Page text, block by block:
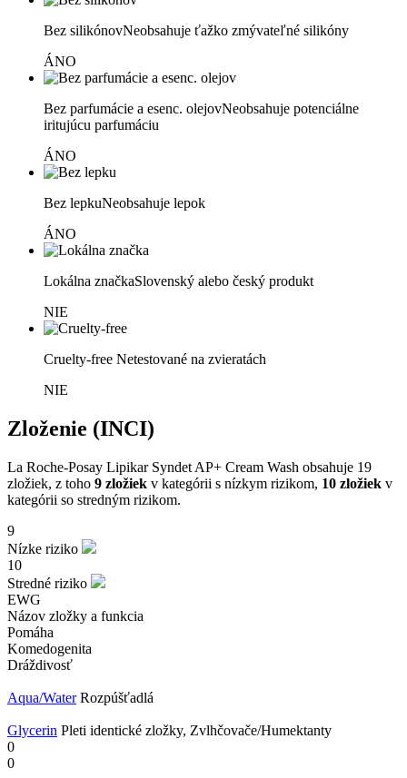
Bez silikónovNeobsahuje ťažko zmývateľné silikóny
ÁNO
Bez parfumácie a esenc. olejovNeobsahuje potenciálne
iritujúcu parfumáciu
ÁNO
Bez lepkuNeobsahuje lepok
ÁNO
Lokálna značkaSlovenský alebo český produkt
NIE
Cruelty-free Netestované na zvieratách
NIE
Zloženie (INCI)
La Roche-Posay Lipikar Syndet AP+ Cream Wash obsahuje 19
zložiek, z toho 9 zložiek v kategórii s nízkym rizikom, 10 zložiek v
kategórii so stredným rizikom.
9
Nízke riziko
10
Stredné riziko
EWG
Názov zložky a funkcia
Pomáha
Komedogenita
Dráždivosť
Aqua/​Water Rozpúšťadlá
Glycerin Pleti identické zložky, Zvlhčovače/Humektanty
0
0